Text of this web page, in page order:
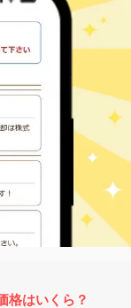
格はいくら？